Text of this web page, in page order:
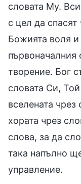
словата Му.
с цел да
Божията воля
първоначалния
творение. Бог
словата Си,
вселената
хората чрез
слова, за да
така напълно
управление.